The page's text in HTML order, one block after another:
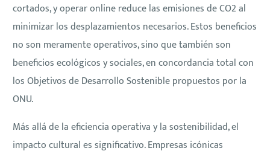
cortados, y operar online reduce las emisiones de CO2 al
minimizar los desplazamientos necesarios. Estos beneficios
no son meramente operativos, sino que también son
beneficios ecológicos y sociales, en concordancia total con
los Objetivos de Desarrollo Sostenible propuestos por la
ONU.
Más allá de la eficiencia operativa y la sostenibilidad, el
impacto cultural es significativo. Empresas icónicas